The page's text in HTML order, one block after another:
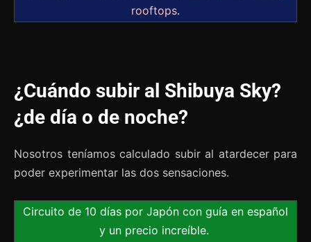
rooftops.
¿Cuándo subir al Shibuya Sky?
¿de día o de noche?
Nosotros teníamos calculado subir al atardecer para
poder experimentar las dos sensaciones.
Circuito de 10 días por Japón con guía en español
y un precio increíble.